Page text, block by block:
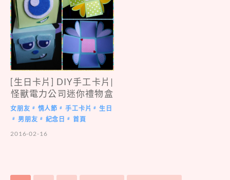
[生日卡片] DIY手工卡片|
怪獸電力公司迷你禮物盒
女朋友 # 情人節 # 手工卡片 # 生日
# 男朋友 # 紀念日 #
首頁
2016-02-16